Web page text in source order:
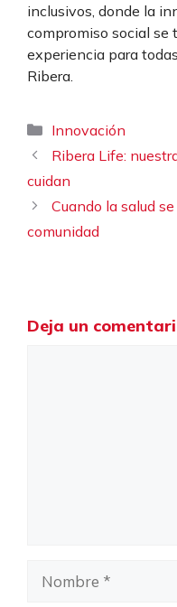
inclusivos, donde la
compromiso social se
experiencia para
Ribera.
Categorías
Innovación
Ribera Life:
cuidan
Cuando la salud
comunidad
Deja un